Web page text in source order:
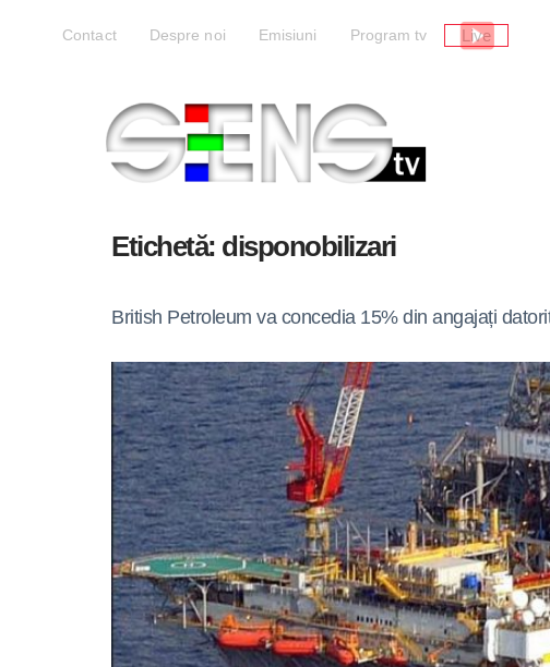
Contact Despre noi Emisiuni Program tv Live
Etichetă: disponobilizari
British Petroleum va concedia 15% din angajați